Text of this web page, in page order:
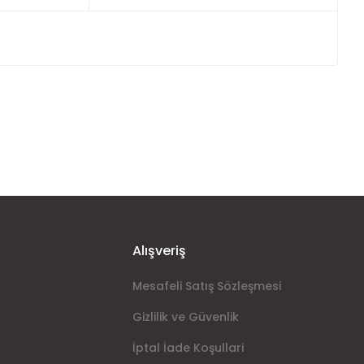
Alışveriş
Mesafeli Satış Sözleşmesi
Gizlilik ve Güvenlik
İptal İade Koşullari